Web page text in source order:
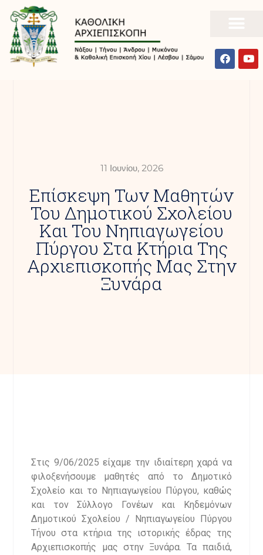
11 Ιουνίου, 2026
Επίσκεψη Των Μαθητών
Του Δημοτικού Σχολείου
Και Του Νηπιαγωγείου
Πύργου Στα Κτήρια Της
Αρχιεπισκοπής Μας Στην
Ξυνάρα
Στις 9/06/2025 είχαμε την ιδιαίτερη χαρά να
φιλοξενήσουμε μαθητές από το Δημοτικό
Σχολείο και το Νηπιαγωγείου Πύργου, καθώς
και τον Σύλλογο Γονέων και Κηδεμόνων
Δημοτικού Σχολείου / Νηπιαγωγείου Πύργου
Τήνου στα κτήρια της ιστορικής έδρας της
Αρχιεπισκοπής μας στην Ξυνάρα. Τα παιδιά,